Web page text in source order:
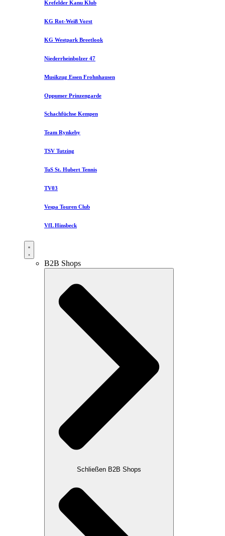
Krefelder Kanu Klub
KG Rot-Weiß Vorst
KG Westpark Breetlook
Niederrheinbolzer 47
Musikzug Essen Frohnhausen
Oppumer Prinzengarde
Schachfüchse Kempen
Team Rynkeby
TSV Tutzing
TuS St. Hubert Tennis
TV03
Vespa Touren Club
VfL Hinsbeck
B2B Shops
Schließen B2B Shops